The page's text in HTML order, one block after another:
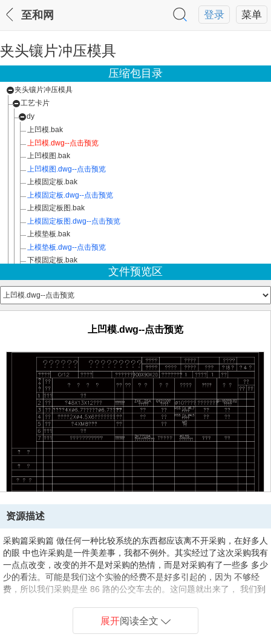
菜单
登录
至和网
夹头镶片冲压模具
压缩包目录
夹头镶片冲压模具
工艺卡片
dy
上凹模.bak
上凹模.dwg--点击预览
上凹模图.bak
上凹模图.dwg--点击预览
上模固定板.bak
上模固定板.dwg--点击预览
上模固定板图.bak
上模固定板图.dwg--点击预览
上模垫板.bak
上模垫板.dwg--点击预览
下模固定板.bak
下模固定板.dwg--点击预览
下模固定板图.bak
下模固定板图.dwg--点击预览
下模垫板.bak
下模垫板.dwg--点击预览
下模垫板图.dwg--点击预览
凸凹模.bak
凸凹模.dwg--点击预览
凸凹模图.bak
凸凹模图.dwg--点击预览
切口凸模.bak
切口凸模.dwg--点击预览
切口凸模图.bak
切口凸模图.dwg--点击预览
卸料板.bak
卸料板.dwg--点击预览
卸料板图.bak
挡料销.bak
推料块.bak
推料块.dwg--点击预览
推料块图.bak
推料块图.dwg--点击预览
文件预览区
上凹模.dwg--点击预览
资源描述
采购篇采购篇 做任何一种比较系统的东西都应该离不开采购，在好多人
的眼 中也许采购是一件美差事，我都不例外。其实经过了这次采购我有
一点点改变，改变的并不是对采购的热情，而是对采购有了一些多 多少
少的看法。可能是我们这个实验的经费不是好多引起的，因为 不够经
费，所以我们采购是坐 86 路的公交车去的。这问题就出来了， 我们到
于现在生活的节奏来说，简直是罪过，对真正意义 上的采购来说是个悲
展开阅读全文